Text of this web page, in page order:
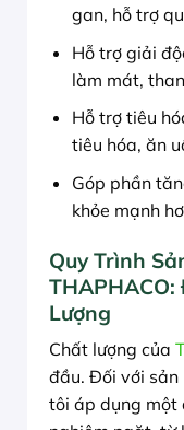
gan, hỗ trợ
Hỗ trợ giải
làm mát,
Hỗ trợ tiêu
tiêu hóa, ăn
Góp phần
khỏe mạnh
Quy Trình
Lượng
Chất lượng của
đầu. Đối với sản
tôi áp dụng một